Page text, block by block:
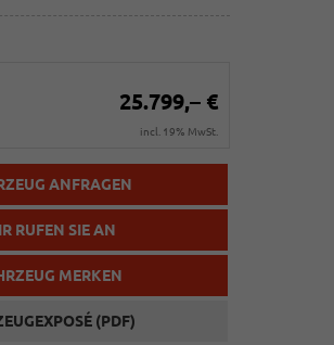
25.799,– €
incl. 19% MwSt.
ANFRAGEN
RUFEN SIE AN
MERKEN
(PDF)